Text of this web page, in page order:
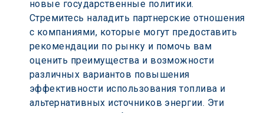
новые государственные политики.
Стремитесь наладить партнерские отношения
с компаниями, которые могут предоставить
рекомендации по рынку и помочь вам
оценить преимущества и возможности
различных вариантов повышения
эффективности использования топлива и
альтернативных источников энергии. Эти